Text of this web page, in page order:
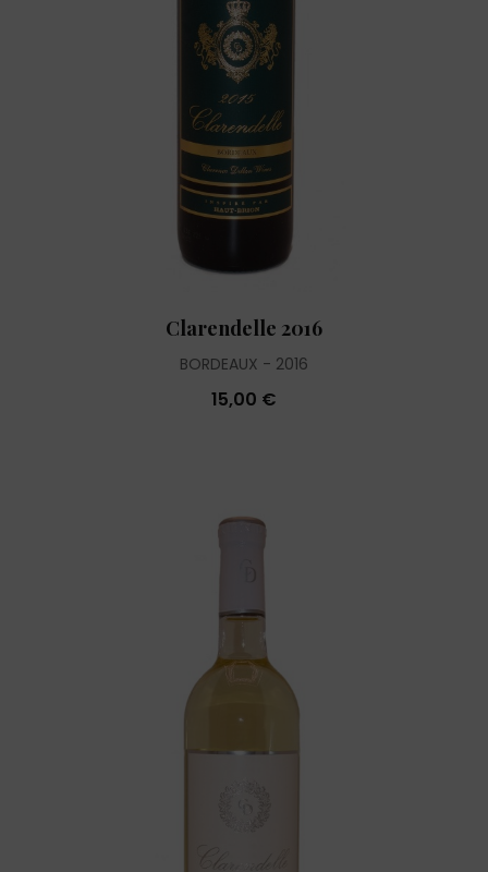
Clarendelle 2016
BORDEAUX 2016
15,00 €